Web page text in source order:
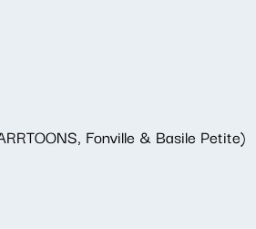
Fonville & Basile Petite)